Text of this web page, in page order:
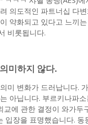
의도적인 파트너십 다
약화되고 있다고 느끼
비롯됩니다.
미하지 않다.
미 변화가 드러납니다.
아닙니다. 부르키나파
교에 관한 결정이 와가
입장을 표명했습니다.